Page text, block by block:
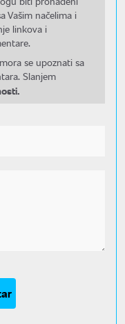
Vašim načelima i
linkova i
se upoznati sa
Slanjem